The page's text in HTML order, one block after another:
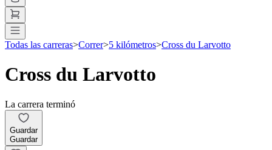
Todas las carreras>Correr>5 kilómetros>Cross du Larvotto
Cross du Larvotto
La carrera terminó
Guardar
Guardar